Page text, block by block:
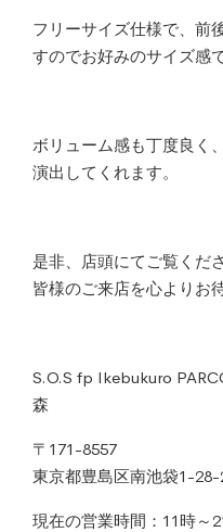
フリーサイズ仕様で、前
すのでお好みのサイズ感
ボリューム感も丁度良く
演出してくれます。
是非、店頭にてご覧くだ
皆様のご来店を心よりお
S.O.S fp Ikebukuro
森
〒171-8557
東京都豊島区南池袋1-
現在の営業時間：11時～